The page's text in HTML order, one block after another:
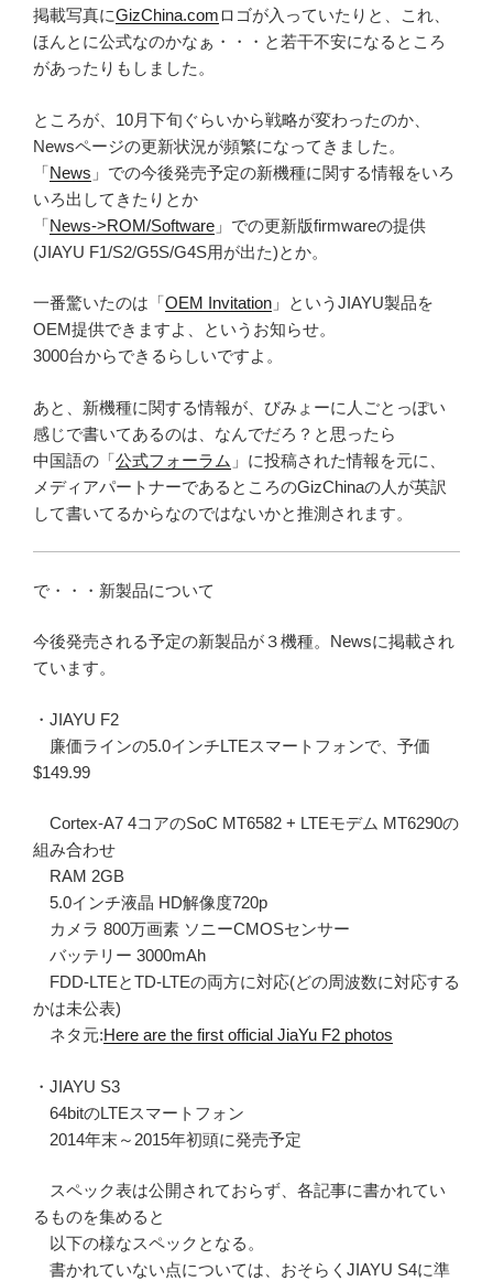
掲載写真にGizChina.comロゴが入っていたりと、これ、
ほんとに公式なのかなぁ・・・と若干不安になるところ
があったりもしました。
ところが、10月下旬ぐらいから戦略が変わったのか、
Newsページの更新状況が頻繁になってきました。
「News 」での今後発売予定の新機種に関する情報をいろ
いろ出してきたりとか
「News->ROM/Software 」での更新版firmwareの提供
(JIAYU F1/S2/G5S/G4S用が出た)とか。
一番驚いたのは「OEM Invitation 」というJIAYU製品を
OEM提供できますよ、というお知らせ。
3000台からできるらしいですよ。
あと、新機種に関する情報が、びみょーに人ごとっぽい
感じで書いてあるのは、なんでだろ？と思ったら
中国語の「公式フォーラム 」に投稿された情報を元に、
メディアパートナーであるところのGizChinaの人が英訳
して書いてるからなのではないかと推測されます。
で・・・新製品について
今後発売される予定の新製品が３機種。Newsに掲載され
ています。
・JIAYU F2
廉価ラインの5.0インチLTEスマートフォンで、予価
$149.99
Cortex-A7 4コアのSoC MT6582 + LTEモデム MT6290の
組み合わせ
RAM 2GB
5.0インチ液晶 HD解像度720p
カメラ 800万画素 ソニーCMOSセンサー
バッテリー 3000mAh
FDD-LTEとTD-LTEの両方に対応(どの周波数に対応する
かは未公表)
ネタ元:Here are the first official JiaYu F2 photos
・JIAYU S3
64bitのLTEスマートフォン
2014年末～2015年初頭に発売予定
スペック表は公開されておらず、各記事に書かれてい
るものを集めると
以下の様なスペックとなる。
書かれていない点については、おそらくJIAYU S4に準